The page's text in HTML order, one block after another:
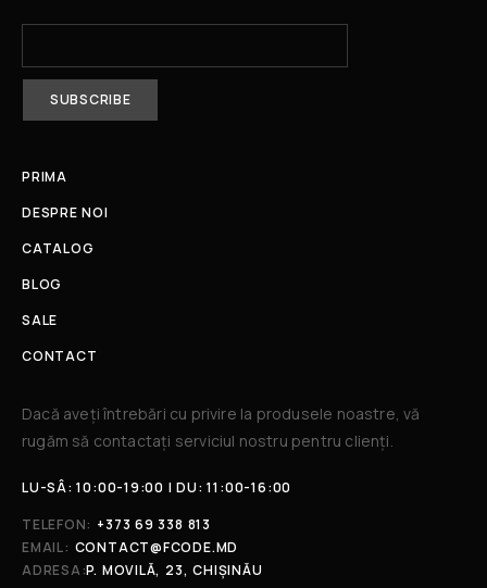
PRIMA
DESPRE NOI
CATALOG
BLOG
SALE
CONTACT
Dacă aveți întrebări cu privire la produsele noastre, vă
rugăm să contactați serviciul nostru pentru clienți.​
LU-SÂ: 10:00-19:00 | DU: 11:00-16:00
TELEFON: +373 69 338 813
EMAIL: CONTACT@FCODE.MD
ADRESA:P. MOVILĂ, 23, CHIȘINĂU